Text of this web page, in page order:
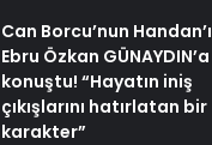
Can Borcu’nun Handan’ı
Ebru Özkan GÜNAYDIN’a
konuştu! “Hayatın iniş
çıkışlarını hatırlatan bir
karakter”